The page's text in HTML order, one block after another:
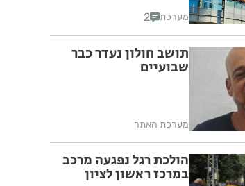
מערכת 2
תושב חולון נעדר כבר
שבועיים
מערכת האתר
הולכת רגל נפגעה מרכב
במרכז ראשון לציון